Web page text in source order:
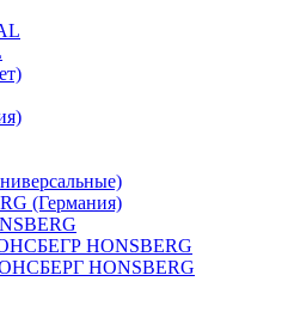
(Германия)
HONSBERG
HONSBERG